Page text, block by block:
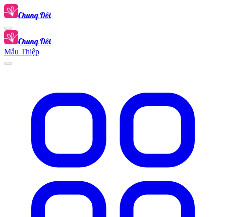
Chung Đôi
Chung Đôi
Mẫu Thiệp